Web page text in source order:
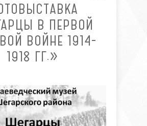
В ПЕРВОЙ
ВОЙНЕ 1914-
1918 ГГ.»